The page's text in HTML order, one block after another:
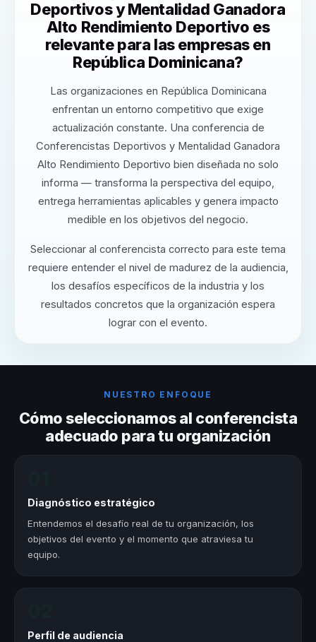
Deportivos y Mentalidad Ganadora
Alto Rendimiento Deportivo es
relevante para las empresas en
República Dominicana?
Las organizaciones en República Dominicana
enfrentan un entorno competitivo que exige
actualización constante. Una conferencia de
Conferencistas Deportivos y Mentalidad Ganadora
Alto Rendimiento Deportivo bien diseñada no solo
informa — transforma la perspectiva del equipo,
entrega herramientas aplicables y genera impacto
medible en los objetivos del negocio.
Seleccionar al conferencista correcto para este tema
requiere entender el nivel de madurez de la audiencia,
los desafíos específicos de la industria y los
resultados concretos que la organización espera
lograr con el evento.
NUESTRO ENFOQUE
Cómo seleccionamos al conferencista
adecuado para tu organización
Diagnóstico estratégico
Entendemos el desafío real de tu organización, los
objetivos del evento y el momento que atraviesa tu
equipo.
Perfil de audiencia